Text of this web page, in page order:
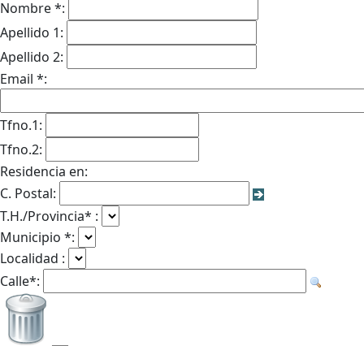
Nombre *:
Apellido 1:
Apellido 2:
Email *:
Tfno.1:
Tfno.2:
Residencia en:
C. Postal:
T.H./Provincia* :
Municipio *:
Localidad :
Calle*: